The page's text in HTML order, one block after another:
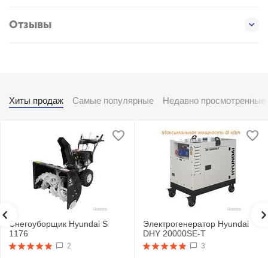
Отзывы
Хиты продаж Самые популярные Недавно просмотренные
Снегоуборщик Hyundai S
1176
2
Электрогенератор Hyundai
DHY 20000SE-T
3